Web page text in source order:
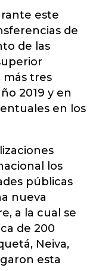
este
de
de las
más tres
2019 y en
en los
los
públicas
nueva
a la cual se
de 200
Neiva,
esta